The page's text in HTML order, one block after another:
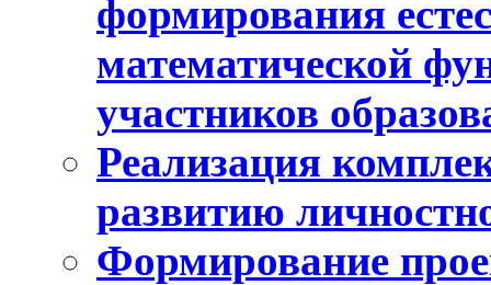
формирования
математической
участников
Реализация
развитию
Формирование